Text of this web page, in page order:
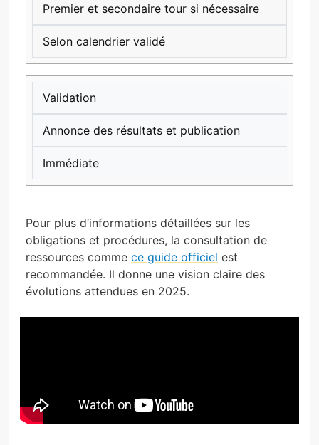
Premier et secondaire tour si nécessaire
Selon calendrier validé
Validation
Annonce des résultats et publication
Immédiate
Pour plus d’informations détaillées sur les
obligations et procédures, la consultation de
ressources comme ce guide officiel est
recommandée. Il donne une vision claire des
évolutions attendues en 2025.